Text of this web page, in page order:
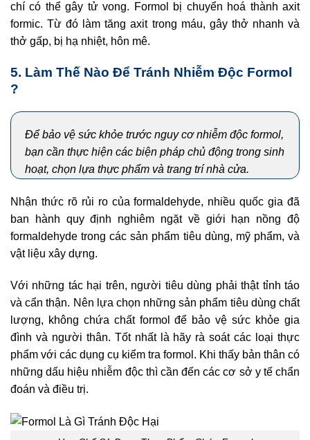
chí có thể gây tử vong. Formol bị chuyển hoá thành axit
formic. Từ đó làm tăng axit trong máu, gây thở nhanh và
thở gấp, bị hạ nhiệt, hôn mê.
5. Làm Thế Nào Để Tránh Nhiễm Độc Formol
?
Để bảo vệ sức khỏe trước nguy cơ nhiễm độc formol,
bạn cần thực hiện các biện pháp chủ động trong sinh
hoạt, chọn lựa thực phẩm và trang trí nhà cửa.
Nhận thức rõ rủi ro của formaldehyde, nhiều quốc gia đã
ban hành quy định nghiêm ngặt về giới hạn nồng độ
formaldehyde trong các sản phẩm tiêu dùng, mỹ phẩm, và
vật liệu xây dựng.
Với những tác hại trên, người tiêu dùng phải thật tỉnh táo
và cẩn thận. Nên lựa chọn những sản phẩm tiêu dùng chất
lượng, không chứa chất formol để bảo vệ sức khỏe gia
đình và người thân. Tốt nhất là hãy rà soát các loại thực
phẩm với các dụng cụ kiểm tra formol. Khi thấy bản thân có
những dấu hiệu nhiễm độc thì cần đến các cơ sở y tế chẩn
đoán và điều trị.